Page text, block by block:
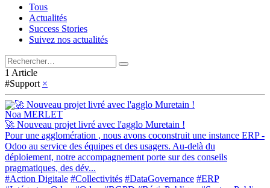
Tous
Actualités
Success Stories
Suivez nos actualités
1 Article
#Support ×
Noa MERLET
🚀 Nouveau projet livré avec l'agglo Muretain !
Pour une agglomération , nous avons coconstruit une instance ERP -
Odoo au service des équipes et des usagers. Au-delà du
déploiement, notre accompagnement porte sur des conseils
pragmatiques, des dév...
#Action Digitale #Collectivités #DataGovernance #ERP